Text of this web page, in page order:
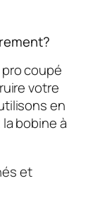
coupé
votre
en
bobine à
et